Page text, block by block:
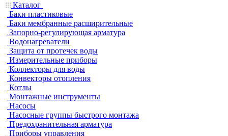
Каталог
Баки пластиковые
Баки мембранные расширительные
Запорно-регулирующая арматура
Водонагреватели
Защита от протечек воды
Измерительные приборы
Коллекторы для воды
Конвекторы отопления
Котлы
Монтажные инструменты
Насосы
Насосные группы быстрого монтажа
Предохранительная арматура
Приборы управления